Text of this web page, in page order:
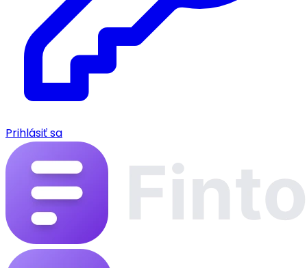
Prihlásiť sa